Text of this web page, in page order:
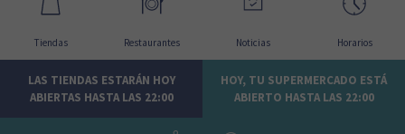
Tiendas Restaurantes Noticias Horarios
LAS TIENDAS ESTARÁN HOY
ABIERTAS HASTA LAS 22:00
HOY, TU SUPERMERCADO ESTÁ
ABIERTO HASTA LAS 22:00